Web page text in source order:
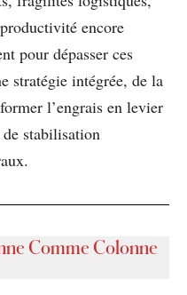
encore
pour dépasser ces
stratégie intégrée, de la
l’engrais en levier
stabilisation
Comme Colonne